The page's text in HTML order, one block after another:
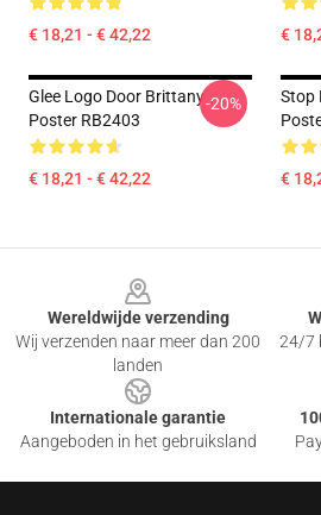
€ 18,21 - € 42,22 €
Glee Logo Door Brittany
Poster RB2403
€ 18,21 - € 42,22
-20%
Stop
€
Wereldwijde verzending
Wij verzenden naar meer dan 200
landen
24/7
Internationale garantie
Aangeboden in het gebruiksland